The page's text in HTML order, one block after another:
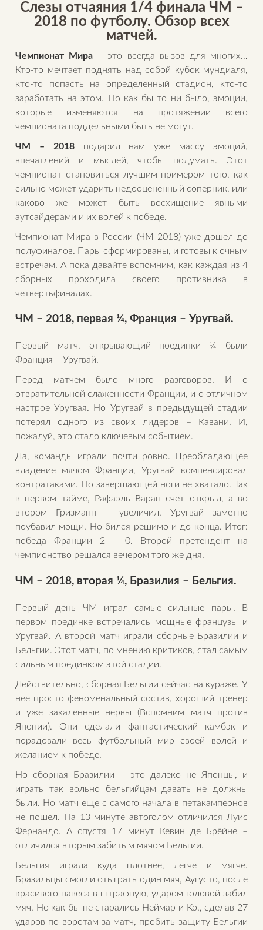
Слезы отчаяния 1/4 финала ЧМ –
2018 по футболу. Обзор всех
матчей.
Чемпионат Мира – это всегда вызов для многих…
Кто-то мечтает поднять над собой кубок мундиаля,
кто-то попасть на определенный стадион, кто-то
заработать на этом. Но как бы то ни было, эмоции,
которые изменяются на протяжении всего
чемпионата поддельными быть не могут.
ЧМ – 2018подарил нам уже массу эмоций,
впечатлений и мыслей, чтобы подумать. Этот
чемпионат становиться лучшим примером того, как
сильно может ударить недооцененный соперник, или
каково же может быть восхищение явными
аутсайдерами и их волей к победе.
Чемпионат Мира в России (ЧМ 2018) уже дошел до
полуфиналов. Пары сформированы, и готовы к очным
встречам. А пока давайте вспомним, как каждая из 4
сборных проходила своего противника в
четвертьфиналах.
ЧМ – 2018, первая ¼, Франция – Уругвай.
Первый матч, открывающий поединки ¼ были
Франция – Уругвай.
Перед матчем было много разговоров. И о
отвратительной слаженности Франции, и о отличном
настрое Уругвая. Но Уругвай в предыдущей стадии
потерял одного из своих лидеров – Кавани. И,
пожалуй, это стало ключевым событием.
Да, команды играли почти ровно. Преобладающее
владение мячом Франции, Уругвай компенсировал
контратаками. Но завершающей ноги не хватало. Так
в первом тайме, Рафаэль Варан счет открыл, а во
втором Гризманн – увеличил. Уругвай заметно
поубавил мощи. Но бился решимо и до конца. Итог:
победа Франции 2 – 0. Второй претендент на
чемпионство решался вечером того же дня.
ЧМ – 2018, вторая ¼, Бразилия – Бельгия.
Первый день ЧМ играл самые сильные пары. В
первом поединке встречались мощные французы и
Уругвай. А второй матч играли сборные Бразилии и
Бельгии. Этот матч, по мнению критиков, стал самым
сильным поединком этой стадии.
Действительно, сборная Бельгии сейчас на кураже. У
нее просто феноменальный состав, хороший тренер
и уже закаленные нервы (Вспомним матч против
Японии). Они сделали фантастический камбэк и
порадовали весь футбольный мир своей волей и
желанием к победе.
Но сборная Бразилии – это далеко не Японцы, и
играть так вольно бельгийцам давать не должны
были. Но матч еще с самого начала в петакампеонов
не пошел. На 13 минуте автоголом отличился Луис
Фернандо. А спустя 17 минут Кевин де Брёйне –
отличился вторым забитым мячом Бельгии.
Бельгия играла куда плотнее, легче и мягче.
Бразильцы смогли отыграть один мяч, Аугусто, после
красивого навеса в штрафную, ударом головой забил
мяч. Но как бы не старались Неймар и Ко., сделав 27
ударов по воротам за матч, пробить защиту Бельгии